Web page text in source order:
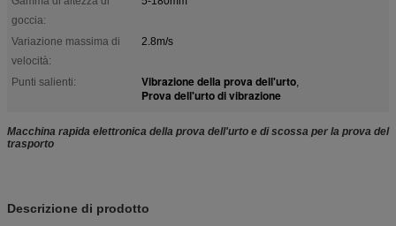
goccia:
Variazione massima di
velocità:
2.8m/s
Punti salienti: Vibrazione della prova dell'urto,
Prova dell'urto di vibrazione
Macchina rapida elettronica della prova dell'urto e di scossa per la prova del
trasporto
Descrizione di prodotto